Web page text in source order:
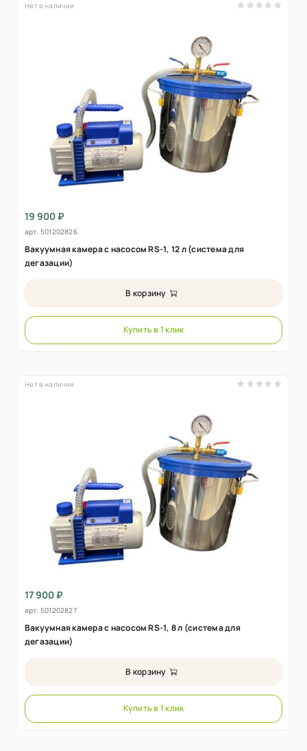
Нет в наличии
19 900 ₽
арт. 501202826
Вакуумная камера с насосом RS-1, 12 л (система для
дегазации)
В корзину
Купить в 1 клик
Нет в наличии
17 900 ₽
арт. 501202827
Вакуумная камера с насосом RS-1, 8 л (система для
дегазации)
В корзину
Купить в 1 клик